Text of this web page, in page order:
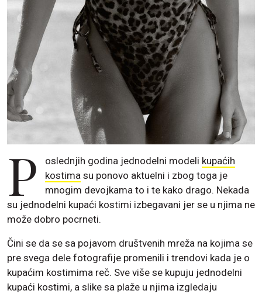
P oslednjih godina jednodelni modeli kupaćih
kostima su ponovo aktuelni i zbog toga je
mnogim devojkama to i te kako drago. Nekada
su jednodelni kupaći kostimi izbegavani jer se u njima ne
može dobro pocrneti.
Čini se da se sa pojavom društvenih mreža na kojima se
pre svega dele fotografije promenili i trendovi kada je o
kupaćim kostimima reč. Sve više se kupuju jednodelni
kupaći kostimi, a slike sa plaže u njima izgledaju